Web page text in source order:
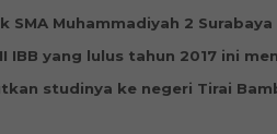
Muhammadiyah 2 Surabaya
IBB yang lulus tahun 2017 ini
studinya ke negeri Tirai